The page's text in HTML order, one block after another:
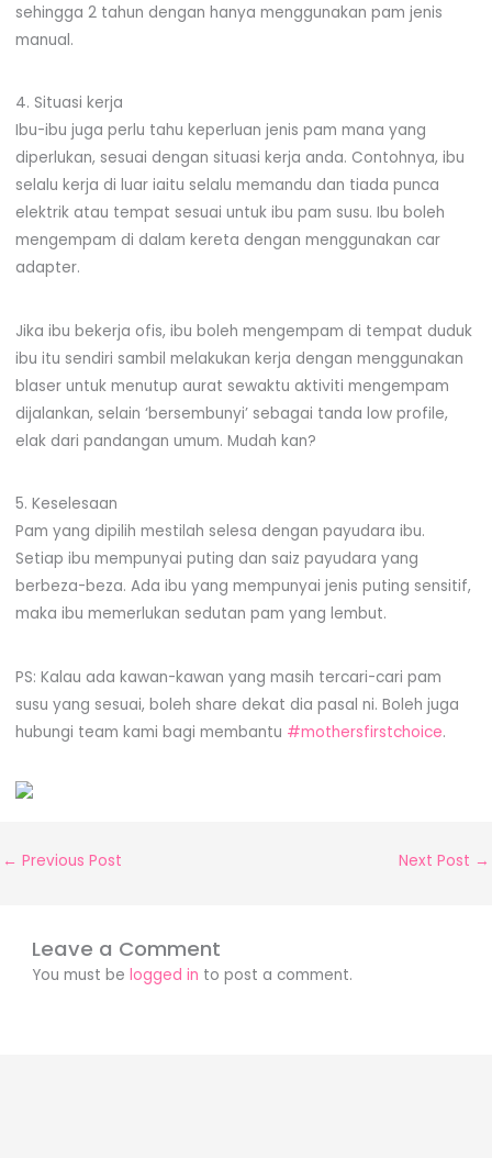
sehingga 2 tahun dengan hanya menggunakan pam jenis
manual.
4. Situasi kerja
Ibu-ibu juga perlu tahu keperluan jenis pam mana yang
diperlukan, sesuai dengan situasi kerja anda. Contohnya, ibu
selalu kerja di luar iaitu selalu memandu dan tiada punca
elektrik atau tempat sesuai untuk ibu pam susu. Ibu boleh
mengempam di dalam kereta dengan menggunakan car
adapter.
Jika ibu bekerja ofis, ibu boleh mengempam di tempat duduk
ibu itu sendiri sambil melakukan kerja dengan menggunakan
blaser untuk menutup aurat sewaktu aktiviti mengempam
dijalankan, selain ‘bersembunyi’ sebagai tanda low profile,
elak dari pandangan umum. Mudah kan?
5. Keselesaan
Pam yang dipilih mestilah selesa dengan payudara ibu.
Setiap ibu mempunyai puting dan saiz payudara yang
berbeza-beza. Ada ibu yang mempunyai jenis puting sensitif,
maka ibu memerlukan sedutan pam yang lembut.
PS: Kalau ada kawan-kawan yang masih tercari-cari pam
susu yang sesuai, boleh share dekat dia pasal ni. Boleh juga
hubungi team kami bagi membantu #mothersfirstchoice.
← Previous Post Next Post →
Leave a Comment
You must belogged in to post a comment.